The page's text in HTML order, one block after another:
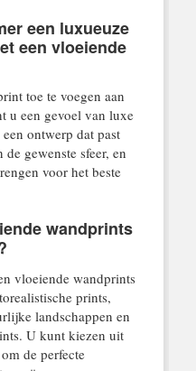
een luxueuze
een vloeiende
toe te voegen aan
u een gevoel van luxe
ontwerp dat past
gewenste sfeer, en
voor het beste
wandprints
vloeiende wandprints
prints,
landschappen en
U kunt kiezen uit
de perfecte